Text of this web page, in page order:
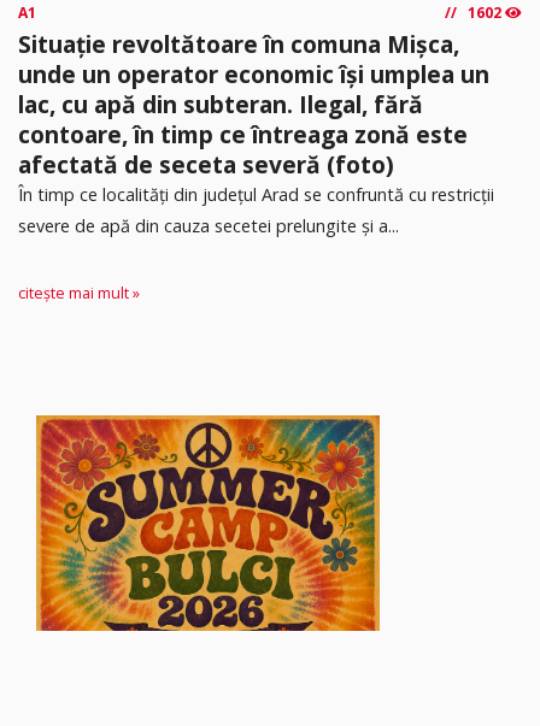
A1 1602
Situație revoltătoare în comuna Mișca,
unde un operator economic își umplea un
lac, cu apă din subteran. Ilegal, fără
contoare, în timp ce întreaga zonă este
afectată de seceta severă (foto)
În timp ce localități din județul Arad se confruntă cu restricții
severe de apă din cauza secetei prelungite și a...
citește mai mult »